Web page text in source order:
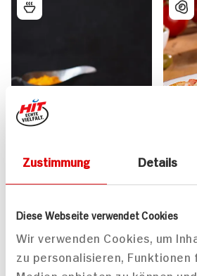
Zustimmung Details
Diese Webseite verwendet Cookies
Wir verwenden Cookies, um
zu personalisieren, Funktionen
Bouillabaise mit Sauce
Rouille
4